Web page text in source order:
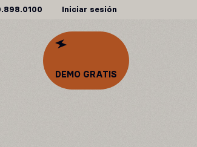
Iniciar sesión
DEMO GRATIS